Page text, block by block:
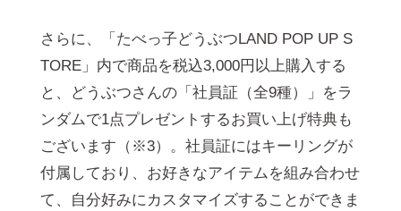
さらに、「たべっ子どうぶつLAND POP UP S
TORE」内で商品を税込3,000円以上購入する
と、どうぶつさんの「社員証（全9種）」をラ
ンダムで1点プレゼントするお買い上げ特典も
ございます（※3）。社員証にはキーリングが
付属しており、お好きなアイテムを組み合わせ
て、自分好みにカスタマイズすることができま